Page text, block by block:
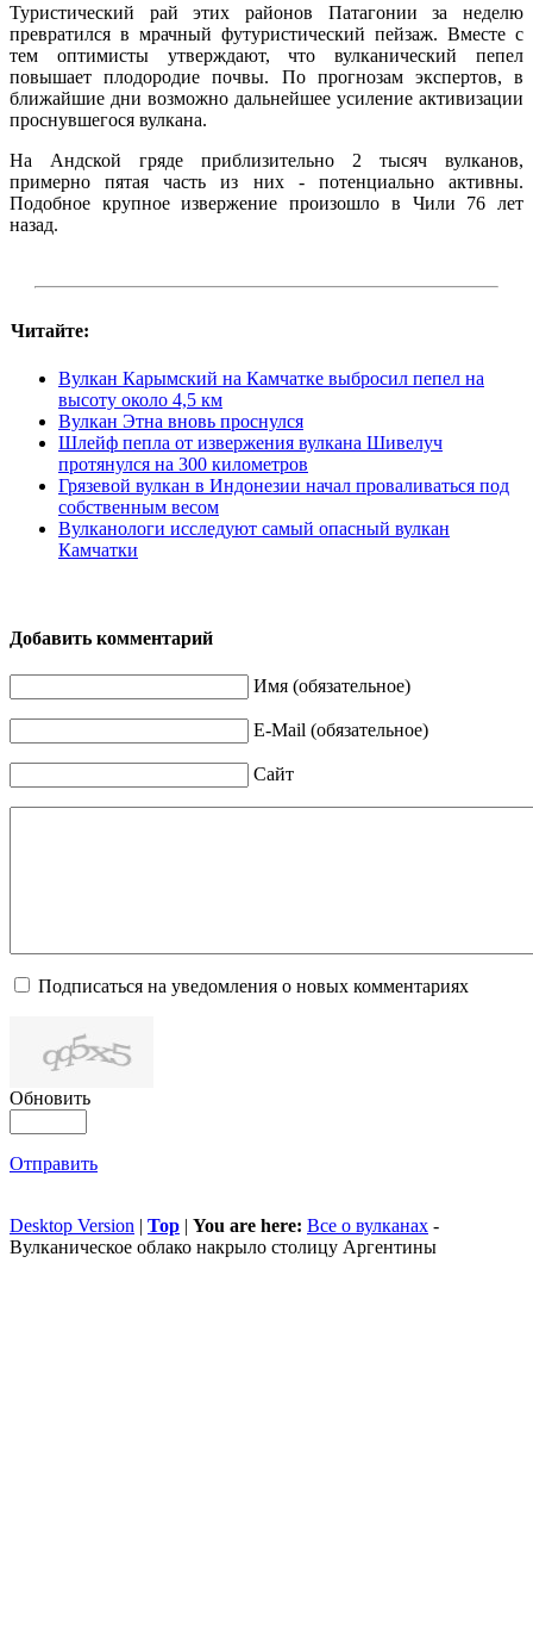
Туристический рай этих районов Патагонии за неделю
превратился в мрачный футуристический пейзаж. Вместе с
тем оптимисты утверждают, что вулканический пепел
повышает плодородие почвы. По прогнозам экспертов, в
ближайшие дни возможно дальнейшее усиление активизации
проснувшегося вулкана.
На Андской гряде приблизительно 2 тысяч вулканов,
примерно пятая часть из них - потенциально активны.
Подобное крупное извержение произошло в Чили 76 лет
назад.
Читайте:
Вулкан Карымский на Камчатке выбросил пепел на
высоту около 4,5 км
Вулкан Этна вновь проснулся
Шлейф пепла от извержения вулкана Шивелуч
протянулся на 300 километров
Грязевой вулкан в Индонезии начал проваливаться под
собственным весом
Вулканологи исследуют самый опасный вулкан
Камчатки
Добавить комментарий
Имя (обязательное)
E-Mail (обязательное)
Сайт
Подписаться на уведомления о новых комментариях
Обновить
Отправить
Desktop Version | Top | You are here: Все о вулканах -
Вулканическое облако накрыло столицу Аргентины